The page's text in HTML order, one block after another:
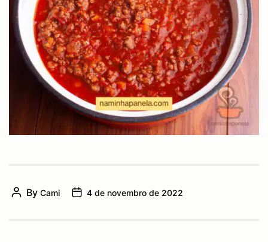
PostBy Cami
Post4 de novembro de 2022